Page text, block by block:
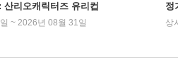
산리오캐릭터즈 유리컵
~ 2026년 08월 31일
정
상